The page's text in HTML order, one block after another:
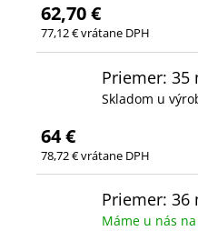
62,70 €
77,12 € vrátane DPH
Priemer: 35
Skladom u
64 €
78,72 € vrátane DPH
Priemer: 36
Máme u nás